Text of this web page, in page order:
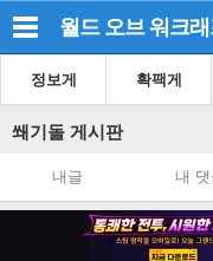
월드 오브 워크
정보게 확팩게
쐐기돌 게시판
내글 내 댓